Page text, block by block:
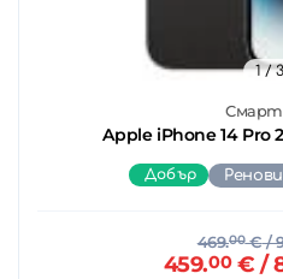
Apple iPhone 14 Pro
1/
Добър
469.00€/
459.00€ /